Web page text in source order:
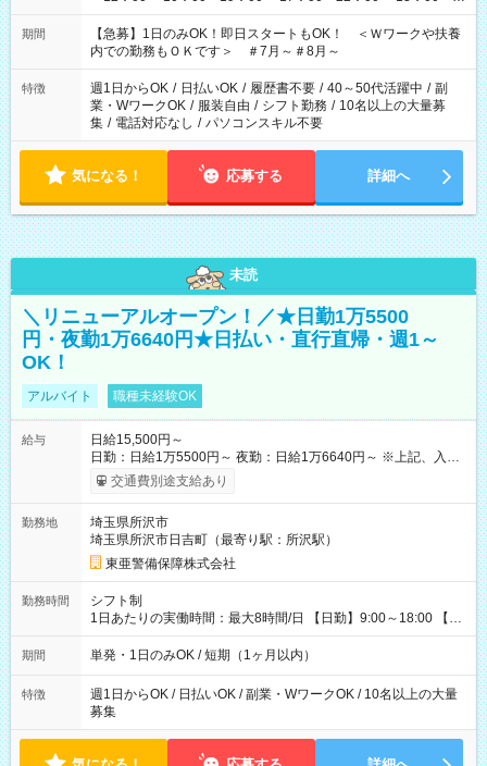
22：00 ・22：00～翌6：00 など
期間
【急募】1日のみOK！即日スタートもOK！ ＜Ｗワークや扶養
内での勤務もＯＫです＞ ＃7月～＃8月～
特徴 週1日からOK / 日払いOK / 履歴書不要 / 40～50代活躍中 / 副
業・WワークOK / 服装自由 / シフト勤務 / 10名以上の大量募
集 / 電話対応なし / パソコンスキル不要
気になる！ 応募する 詳細へ
未読
＼リニューアルオープン！／★日勤1万5500
円・夜勤1万6640円★日払い・直行直帰・週1～
OK！
アルバイト 職種未経験OK
給与
日給15,500円～
日勤：日給1万5500円～ 夜勤：日給1万6640円～ ※上記、入社
祝手当4000円含む(25勤務まで) ┗新任研修の終了から100日以内
┗規定あり ／ 経験や年齢を問わず、 頑張った方全員に支給され
日給は全額支給！ ■月22日以上勤務すると… 日給1000円UP！ ■
日払い・週払い・前払いOK！ 給与即時払いサービス『クリア
(CRIA)』で 最短当日にコンビニATMから 現金で給与を受け取れ
ます♪ ※稼働分・規定あり ■法定研修(7h×3日間)中も 手当をしっ
かり【3万円】支給！ ┗研修手当の一部(9，000円)は手渡しで支
給 ┗昼食代も別途支給(500円×3日間） ┗研修期間中も交通費全
交通費別途支給あり
勤務地
埼玉県所沢市
埼玉県所沢市日吉町（最寄り駅：所沢駅）
東亜警備保障株式会社
勤務時間
シフト制
1日あたりの実働時間：最大8時間/日 【日勤】9:00～18:00 【夜
勤】20:00～翌5:00 ・【日勤のみ】【夜勤のみ】もOK♪ ・自分
の都合に合わせて稼げます◎ ・シフトの申告は電話・メールで
ライベートの予定に 合わせて好きな時など、自由に働けます
期間 単発・1日のみOK / 短期（1ヶ月以内）
特徴
週1日からOK / 日払いOK / 副業・WワークOK / 10名以上の大量
募集